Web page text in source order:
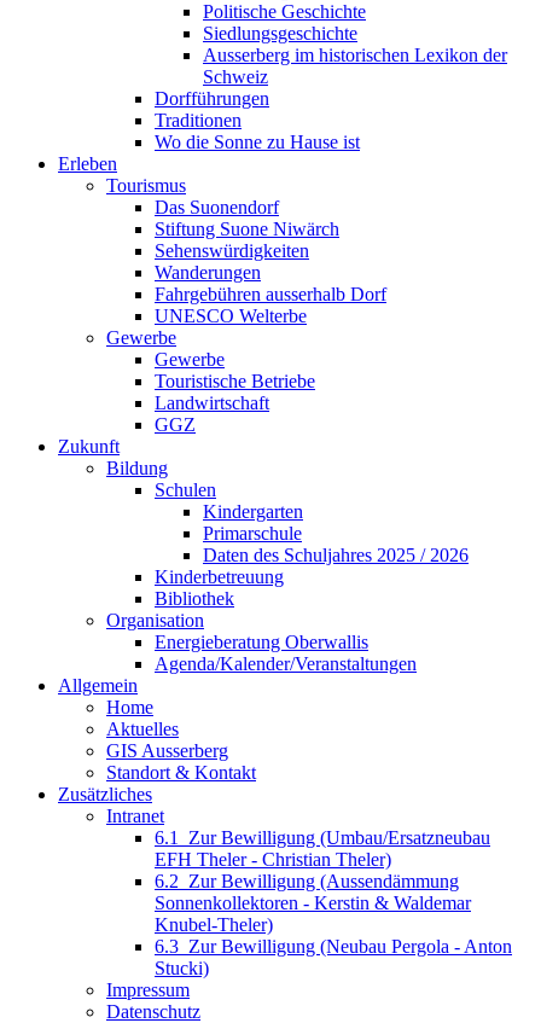
Politische Geschichte
Siedlungsgeschichte
Ausserberg im historischen Lexikon der
Schweiz
Dorfführungen
Traditionen
Wo die Sonne zu Hause ist
Erleben
Tourismus
Das Suonendorf
Stiftung Suone Niwärch
Sehenswürdigkeiten
Wanderungen
Fahrgebühren ausserhalb Dorf
UNESCO Welterbe
Gewerbe
Gewerbe
Touristische Betriebe
Landwirtschaft
GGZ
Zukunft
Bildung
Schulen
Kindergarten
Primarschule
Daten des Schuljahres 2025 / 2026
Kinderbetreuung
Bibliothek
Organisation
Energieberatung Oberwallis
Agenda/Kalender/Veranstaltungen
Allgemein
Home
Aktuelles
GIS Ausserberg
Standort & Kontakt
Zusätzliches
Intranet
6.1_Zur Bewilligung (Umbau/Ersatzneubau
EFH Theler - Christian Theler)
6.2_Zur Bewilligung (Aussendämmung
Sonnenkollektoren - Kerstin & Waldemar
Knubel-Theler)
6.3_Zur Bewilligung (Neubau Pergola - Anton
Stucki)
Impressum
Datenschutz